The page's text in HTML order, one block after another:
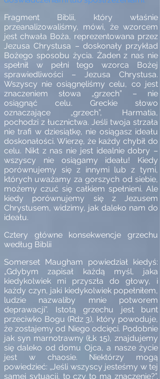
Fragment Biblii, który właśnie
przeanalizowaliśmy, mówi, że wzorcem
jest chwała Boża, reprezentowana przez
Jezusa Chrystusa – doskonały przykład
Bożego sposobu życia. Żaden z nas nie
spełnił w pełni tego wzorca Bożej
sprawiedliwości – Jezusa Chrystusa.
Wszyscy nie osiągnęliśmy celu, co jest
znaczeniem słowa „grzech” – nie
osiągnąć celu. Greckie słowo
oznaczające „grzech”, Harmatia,
pochodzi z łucznictwa. Jeśli twoja strzała
nie trafi w dziesiątkę, nie osiągasz ideału
doskonałości. Wierzę, że każdy chybił do
celu. Nikt z nas nie jest idealnie dobry –
wszyscy nie osiągamy ideału! Kiedy
porównujemy się z innymi lub z tymi,
których uważamy za gorszych od siebie,
możemy czuć się całkiem spełnieni. Ale
kiedy porównujemy się z Jezusem
Chrystusem, widzimy, jak daleko nam do
ideału.
Cztery główne konsekwencje grzechu
według Biblii
Somerset Maugham powiedział kiedyś:
„Gdybym zapisał każdą myśl, jaka
kiedykolwiek mi przyszła do głowy, i
każdy czyn, jaki kiedykolwiek popełniłem,
ludzie nazwaliby mnie potworem
deprawacji”. Istotą grzechu jest bunt
przeciwko Bogu (Rdz 3), który powoduje,
że zostajemy od Niego odcięci. Podobnie
jak syn marnotrawny (Łk 15), znajdujemy
się daleko od domu Ojca, a nasze życie
jest w chaosie. Niektórzy mogą
powiedzieć: „Jeśli wszyscy jesteśmy w tej
samej sytuacji, to czy to ma znaczenie?”.